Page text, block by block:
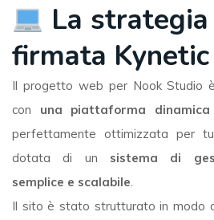
La
firmata Kynetic
Il progetto web per Nook Studio
con una piattaforma
perfettamente ottimizzata per
dotata di un sistema di
semplice e scalabile.
Il sito è stato strutturato in modo